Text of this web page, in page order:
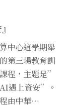
中心這學期舉
第三場教育訓
程，主題是”
遇上資安”。
由中華…